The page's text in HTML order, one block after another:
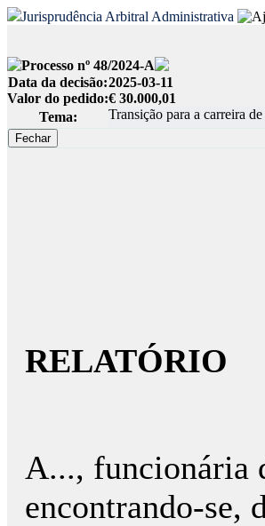
Jurisprudência Arbitral Administrativa
Processo nº 48/2024-A
Data da decisão:2025-03-11
Valor do pedido:€ 30.000,01
Tema:
Transição para a carreira
RELATÓRIO
A..., funcionária
encontrando-se,